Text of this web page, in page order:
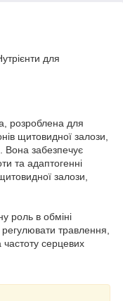
для
розроблена для
щитовидної залози,
Вона забезпечує
та адаптогенні
залози,
роль в обміні
травлення,
частоту серцевих